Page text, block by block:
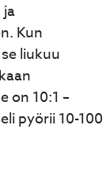
Kun
liukuu
on 10:1 –
pyörii 10-100